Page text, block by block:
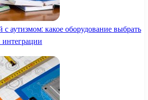
с аутизмом: какое оборудование выбрать